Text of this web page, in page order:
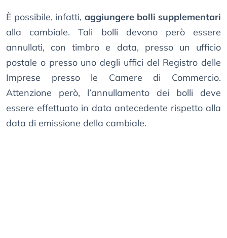
È possibile, infatti, aggiungere bolli supplementari
alla cambiale. Tali bolli devono però essere
annullati, con timbro e data, presso un ufficio
postale o presso uno degli uffici del Registro delle
Imprese presso le Camere di Commercio.
Attenzione però, l’annullamento dei bolli deve
essere effettuato in data antecedente rispetto alla
data di emissione della cambiale.